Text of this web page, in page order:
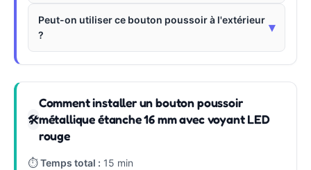
Peut-on utiliser ce bouton poussoir à l'extérieur
?
▾
🛠
Comment installer un bouton poussoir
métallique étanche 16 mm avec voyant LED
rouge
⏱Temps total : 15 min